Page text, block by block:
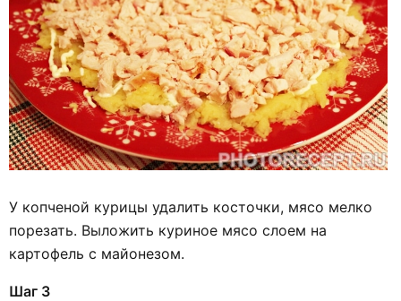
У копченой курицы удалить косточки, мясо мелко
порезать. Выложить куриное мясо слоем на
картофель с майонезом.
Шаг 3